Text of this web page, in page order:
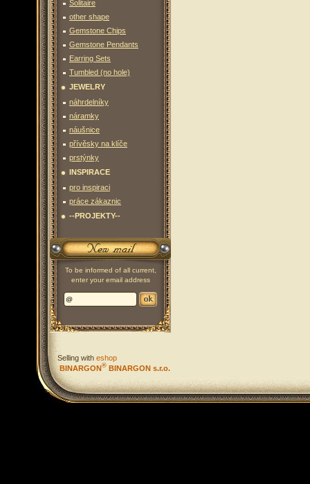
Solitaire
other shape
Gemstone Chips
Gemstone Pendants
Earring Sets
Tumbled (no hole)
JEWELRY
náhrdelníky
náramky
náušnice
přívěsky na klíče
prstýnky
INSPIRACE
pro inspiraci
práce zákaznic
--PROJEKTY--
To be informed of all current,
enter your email address
Selling with eshop
BINARGON® BINARGON s.r.o.